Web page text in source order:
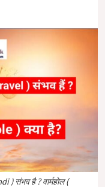
) संभव है ? वार्महोल (